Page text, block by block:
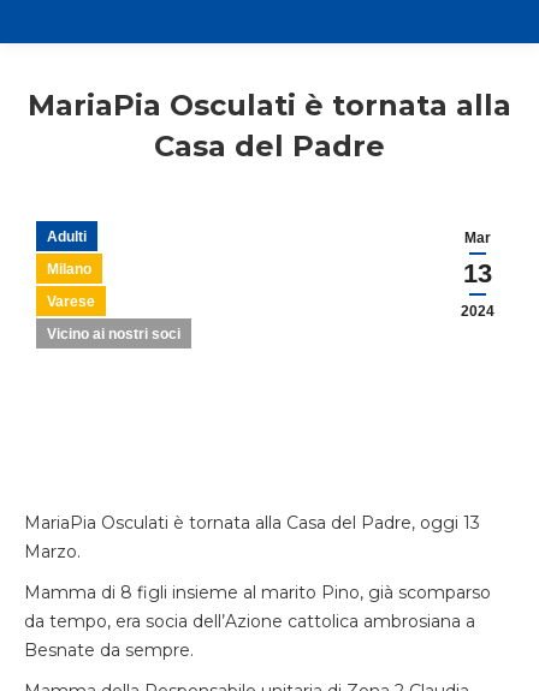
MariaPia Osculati è tornata alla
Casa del Padre
Mar
13
2024
Adulti
Milano
Varese
Vicino ai nostri soci
MariaPia Osculati è tornata alla Casa del Padre, oggi 13
Marzo.
Mamma di 8 figli insieme al marito Pino, già scomparso
da tempo, era socia dell’Azione cattolica ambrosiana a
Besnate da sempre.